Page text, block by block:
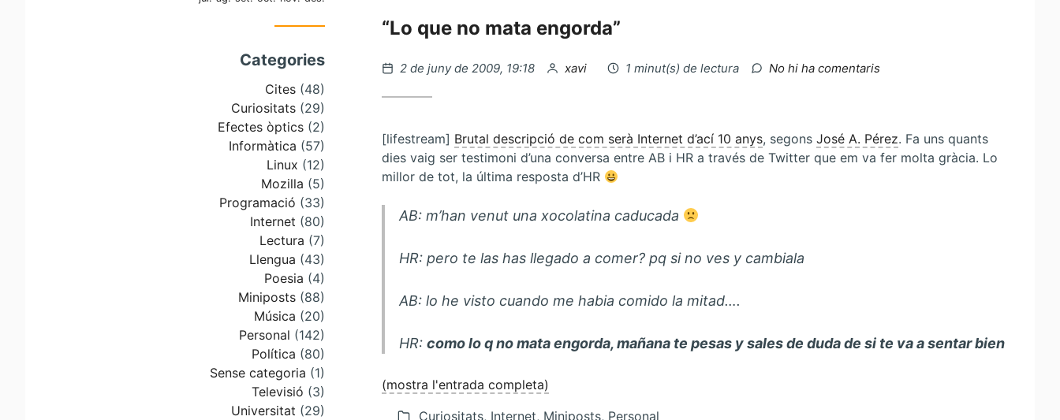
Categories
Cites (48)
Curiositats (29)
Efectes òptics (2)
Informàtica (57)
Linux (12)
Mozilla (5)
Programació (33)
Internet (80)
Lectura (7)
Llengua (43)
Poesia (4)
Miniposts (88)
Música (20)
Personal (142)
Política (80)
Sense categoria (1)
Televisió (3)
Universitat (29)
“Lo que no mata engorda”
Publicat
2 de juny de 2009, 19:18 per
xavi 1 minut(s) de lectura No hi ha comentaris
[lifestream] Brutal descripció de com serà Internet d’ací 10 anys, segons José A. Pérez. Fa uns quants
dies vaig ser testimoni d’una conversa entre AB i HR a través de Twitter que em va fer molta gràcia. Lo
millor de tot, la última resposta d’HR
AB: m’han venut una xocolatina caducada
HR: pero te las has llegado a comer? pq si no ves y cambiala
AB: lo he visto cuando me habia comido la mitad….
HR: como lo q no mata engorda, mañana te pesas y sales de duda de si te va a sentar bien
(mostra l'entrada completa)
Curiositats, Internet, Miniposts, Personal